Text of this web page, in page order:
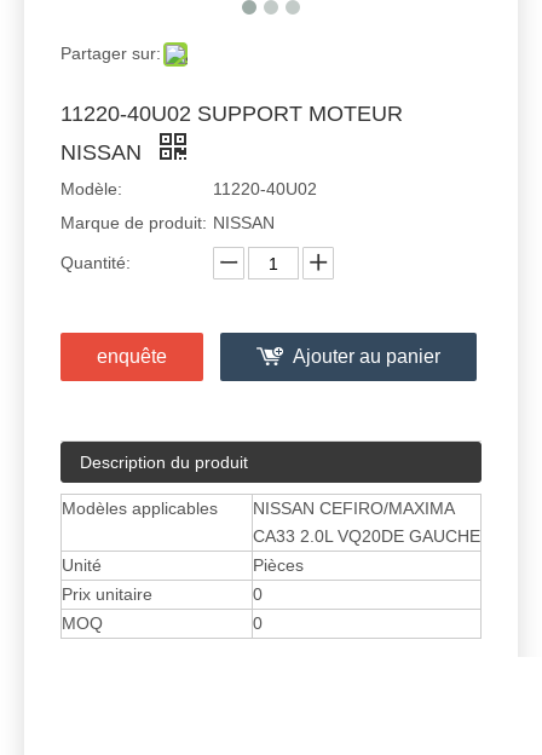
Partager sur:
11220-40U02 SUPPORT MOTEUR
NISSAN
Modèle:
11220-40U02
Marque de produit: NISSAN
Quantité:
enquête Ajouter au panier
Description du produit
Modèles applicables
NISSAN CEFIRO/MAXIMA
CA33 2.0L VQ20DE GAUCHE
Unité
Pièces
Prix ​​unitaire
0
MOQ
0